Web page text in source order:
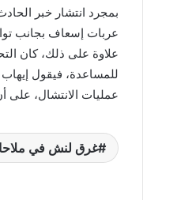
عربات إسعاف بجانب
علاوة على ذلك، كان
عمليات الانتشال، على
غرق لنش في